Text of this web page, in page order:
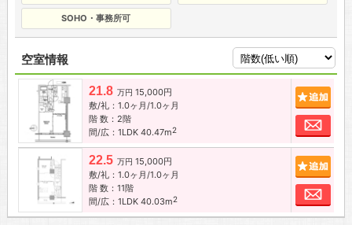
SOHO・事務所可
空室情報
21.8 万円 15,000円
敷/礼：1.0ヶ月/1.0ヶ月
階 数：2階
間/広：1LDK 40.47m2
お
22.5 万円 15,000円
敷/礼：1.0ヶ月/1.0ヶ月
階 数：11階
間/広：1LDK 40.03m2
お